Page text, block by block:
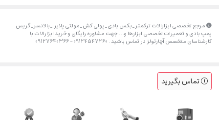
مرجع تخصصی ابزارالات ترکمتر_بکس بادی_پولی کش_مولتی پلایر _بالانسر_گریس
پمپ بادی و تعمیرات تخصصی ابزارها و….جهت مشاوره رایگان و خرید ابزارالات با
کارشناسان متخصص آچارتولز در تماس باشید . 09124547260 – 09127640366
تماس بگیرید